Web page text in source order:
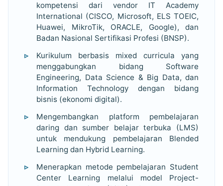
kompetensi dari vendor IT Academy
International (CISCO, Microsoft, ELS TOEIC,
Huawei, MikroTik, ORACLE, Google), dan
Badan Nasional Sertifikasi Profesi (BNSP).
Kurikulum berbasis mixed curricula yang
menggabungkan bidang Software
Engineering, Data Science & Big Data, dan
Information Technology dengan bidang
bisnis (ekonomi digital).
Mengembangkan platform pembelajaran
daring dan sumber belajar terbuka (LMS)
untuk mendukung pembelajaran Blended
Learning dan Hybrid Learning.
Menerapkan metode pembelajaran Student
Center Learning melalui model Project-